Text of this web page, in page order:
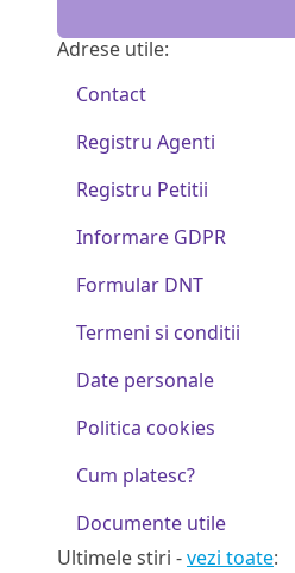
Adrese utile:
Contact
Registru Agenti
Registru Petitii
Informare GDPR
Formular DNT
Termeni si conditii
Date personale
Politica cookies
Cum platesc?
Documente utile
Ultimele stiri -vezi toate: